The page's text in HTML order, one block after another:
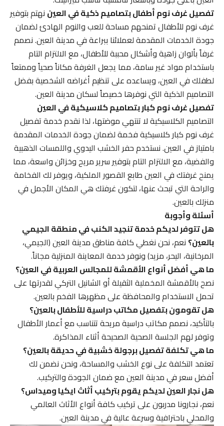
تفصيل غرف نوم أطفال بتصاميم ذكية في العيننهتم بتوفير
غرف نوم للأطفال تمنحهم مساحة للعب والنوم الهادئ لضمان
جودة الخدمات المقدمة لعملائنا ببراعة في مدينة العين. نصمم
غرفاً بألوان زاهية وأشكال محببة للأطفال، مع الالتزام التام
باستخدام مواد غير سامة، مما يجعل الغرفة مكاناً صحياً وممتعاً
لطفلك في العين، ويساعده على تنظيم أغراضه الشخصية بفضل
التصاميم الذكية التي نوفرها خصيصاً لسكان مدينة العين.
تفصيل غرف نوم كبار بتصاميم كلاسيكية في العين
التصاميم الكلاسيكية لا تنتهي موضتها، لذا نقدم خدمة تفصيل
غرف نوم كبار كلاسيكية فخمة لضمان جودة الخدمات المقدمة
بامتياز في العين. نستخدم حفر الخشب اليدوي واللمسات الذهبية
والفضية، مع الالتزام التام بتوفير سرير مريح وخزائن واسعة، مما
يمنح غرفتك في العين طابع القصور الملكية، ويوفر لك الفخامة
والراحة التي تبحث عنها، لتكون غرفتك هي المكان الأجمل في
منزلك بالعين.
أسئلة وأجوبة
هل تتوفر لديكم خدمة تنجيد الكنب في منطقة الجيمي
بالعين؟نعم، نحن نغطي كافة مناطق مدينة العين (الجيمي،
المرخانية، اليحر، مزيد) ونوفر خدمة المعاينة المنزلية مجاناً.
ما هي أفضل أنواع الأقمشة للمجالس العربية في العين؟
نصح بالأقمشة المخملية الثقيلة أو الشانيل التركي لقدرتها على
تحمل الاستخدام والمحافظة على مظهرها الفخم بالعين.
هل تقومون بتفصيل مكاتب دراسية للأطفال بالعين؟
بالتأكيد، نصمم مكاتب دراسية مريحة تتناسب مع أعمار الأطفال
وتوفر لهم الجلسة الصحية الصحيحة أثناء المذاكرة.
ما هي تكلفة تفصيل برجولة خشبية في حديقة بالعين؟
تعتمد التكلفة على نوع الخشب والمساحة، ونحن نضمن لك
أفضل سعر في مدينة العين مع ضمان الجودة والتركيب.
هل نجار العين لديكم يقوم بتركيب أثاث ايكيا وميداس؟
نعم، نجارونا مدربون على تركيب كافة أنواع الأثاث العالمي
والمحلي باحترافية وسرعة عالية في مدينة العين.